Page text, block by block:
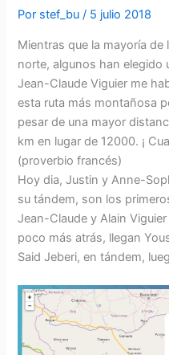
Por stef_bu/ 5 julio 2018
Mientras que la mayoría
norte, algunos han elegido
Jean-Claude Viguier me
esta ruta más montañosa
pesar de una mayor
km en lugar de 12000. ¡
(proverbio francés)
Hoy dia, Justin y Anne-
su tándem, son los
Jean-Claude y Alain
poco más atrás, llegan
Said Jeberi, en tándem,